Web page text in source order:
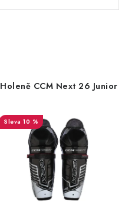
Holeně CCM Next 26 Junior
10 %